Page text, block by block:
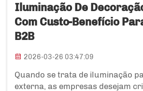
Iluminação De
Com Custo-Benefício
B2B
2026-03-26 03:47:09
Quando se trata de iluminação
externa, as empresas desejam